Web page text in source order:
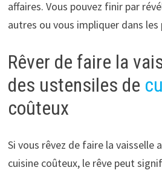
affaires. Vous pouvez finir par
autres ou vous impliquer dans
Rêver de faire la
des ustensiles de
coûteux
Si vous rêvez de faire la vaisselle
cuisine coûteux, le rêve peut